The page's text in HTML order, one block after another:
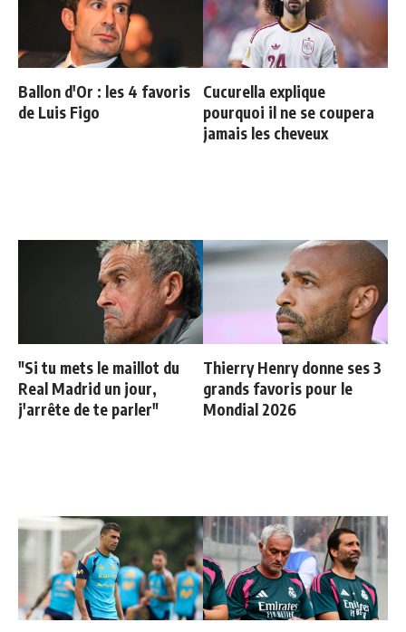
Ballon d'Or : les 4 favoris
de Luis Figo
Cucurella explique
pourquoi il ne se coupera
jamais les cheveux
"Si tu mets le maillot du
Real Madrid un jour,
j'arrête de te parler"
Thierry Henry donne ses 3
grands favoris pour le
Mondial 2026